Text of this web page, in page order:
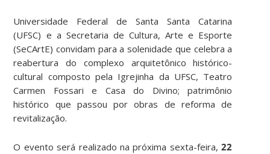
Universidade Federal de Santa Santa Catarina
(UFSC) e a Secretaria de Cultura, Arte e Esporte
(SeCArtE) convidam para a solenidade que celebra a
reabertura do complexo arquitetônico histórico-
cultural composto pela Igrejinha da UFSC, Teatro
Carmen Fossari e Casa do Divino; patrimônio
histórico que passou por obras de reforma de
revitalização.
O evento será realizado na próxima sexta-feira,22